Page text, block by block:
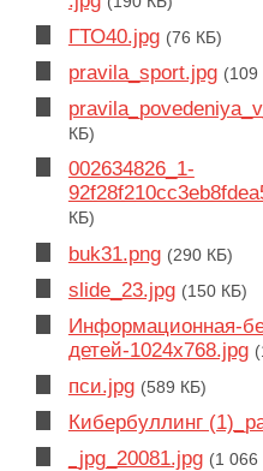
ГТО40.jpg (76 КБ)
pravila_sport.jpg (109
КБ)
002634826_1-
КБ)
buk31.png (290 КБ)
slide_23.jpg (150 КБ)
Информационная-
детей-1024x768.jpg
пси.jpg (589 КБ)
Кибербуллинг
_jpg_20081.jpg (1 066